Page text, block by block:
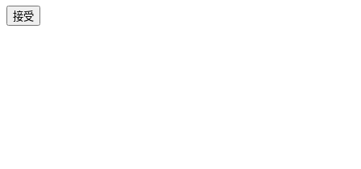
接受